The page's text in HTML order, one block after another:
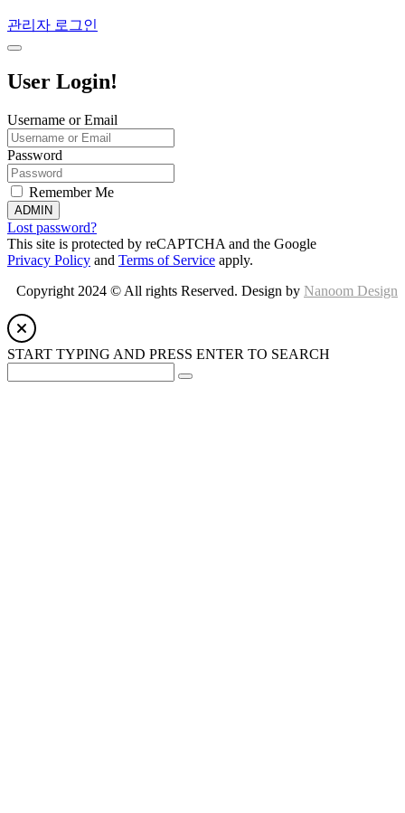
관리자 로그인
User Login!
Username or Email
Password
Remember Me
ADMIN
Lost password?
This site is protected by reCAPTCHA and the Google
Privacy Policy and Terms of Service apply.
Copyright 2024 © All rights Reserved. Design by Nanoom Design
START TYPING AND PRESS ENTER TO SEARCH